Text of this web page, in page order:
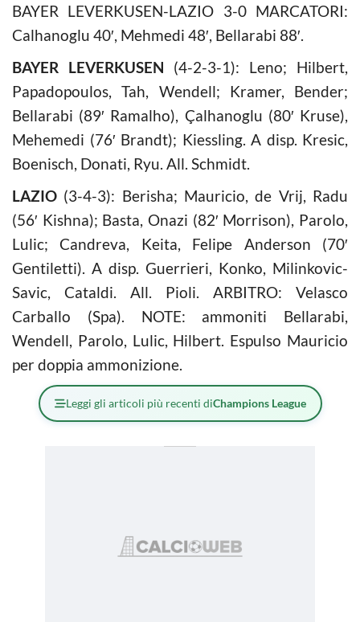
BAYER LEVERKUSEN-LAZIO 3-0 MARCATORI:
Calhanoglu 40′, Mehmedi 48′, Bellarabi 88′.
BAYER LEVERKUSEN (4-2-3-1): Leno; Hilbert,
Papadopoulos, Tah, Wendell; Kramer, Bender;
Bellarabi (89′ Ramalho), Çalhanoglu (80′ Kruse),
Mehemedi (76′ Brandt); Kiessling. A disp. Kresic,
Boenisch, Donati, Ryu. All. Schmidt.
LAZIO (3-4-3): Berisha; Mauricio, de Vrij, Radu
(56′ Kishna); Basta, Onazi (82′ Morrison), Parolo,
Lulic; Candreva, Keita, Felipe Anderson (70′
Gentiletti). A disp. Guerrieri, Konko, Milinkovic-
Savic, Cataldi. All. Pioli. ARBITRO: Velasco
Carballo (Spa). NOTE: ammoniti Bellarabi,
Wendell, Parolo, Lulic, Hilbert. Espulso Mauricio
per doppia ammonizione.
Leggi gli articoli più recenti diChampions League